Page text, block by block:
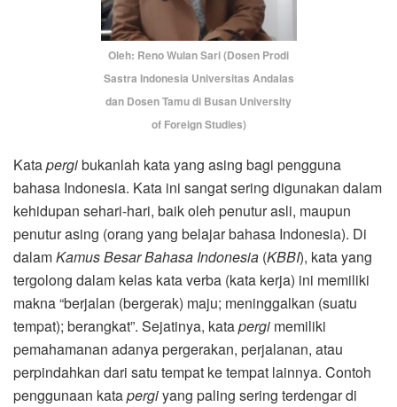
Oleh: Reno Wulan Sari (Dosen Prodi
Sastra Indonesia Universitas Andalas
dan Dosen Tamu di Busan University
of Foreign Studies)
Katapergibukanlah kata yang asing bagi pengguna
bahasa Indonesia. Kata ini sangat sering digunakan dalam
kehidupan sehari-hari, baik oleh penutur asli, maupun
penutur asing (orang yang belajar bahasa Indonesia). Di
dalamKamus Besar Bahasa Indonesia (KBBI), kata yang
tergolong dalam kelas kata verba (kata kerja) ini memiliki
makna “berjalan (bergerak) maju; meninggalkan (suatu
tempat); berangkat”. Sejatinya, katapergi memiliki
pemahamanan adanya pergerakan, perjalanan, atau
perpindahkan dari satu tempat ke tempat lainnya. Contoh
penggunaan katapergiyang paling sering terdengar di